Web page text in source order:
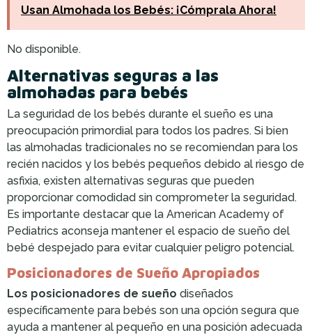
Usan Almohada los Bebés: ¡Cómprala Ahora!
No disponible.
Alternativas seguras a las
almohadas para bebés
La seguridad de los bebés durante el sueño es una
preocupación primordial para todos los padres. Si bien
las almohadas tradicionales no se recomiendan para los
recién nacidos y los bebés pequeños debido al riesgo de
asfixia, existen alternativas seguras que pueden
proporcionar comodidad sin comprometer la seguridad.
Es importante destacar que la American Academy of
Pediatrics aconseja mantener el espacio de sueño del
bebé despejado para evitar cualquier peligro potencial.
Posicionadores de Sueño Apropiados
Los posicionadores de sueño diseñados
específicamente para bebés son una opción segura que
ayuda a mantener al pequeño en una posición adecuada